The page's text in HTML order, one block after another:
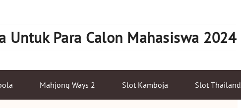
Untuk Para Calon Mahasiswa 2024
Mahjong Ways 2 Slot Kamboja Slot Thailand